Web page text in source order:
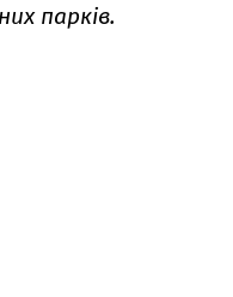
парків.